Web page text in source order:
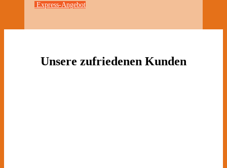
Express-Angebot
Unsere zufriedenen Kunden